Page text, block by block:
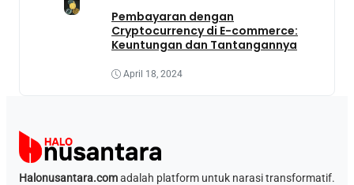
Pembayaran dengan
Cryptocurrency di E-commerce:
Keuntungan dan Tantangannya
April 18, 2024
Halonusantara.comadalah platform untuk narasi transformatif.